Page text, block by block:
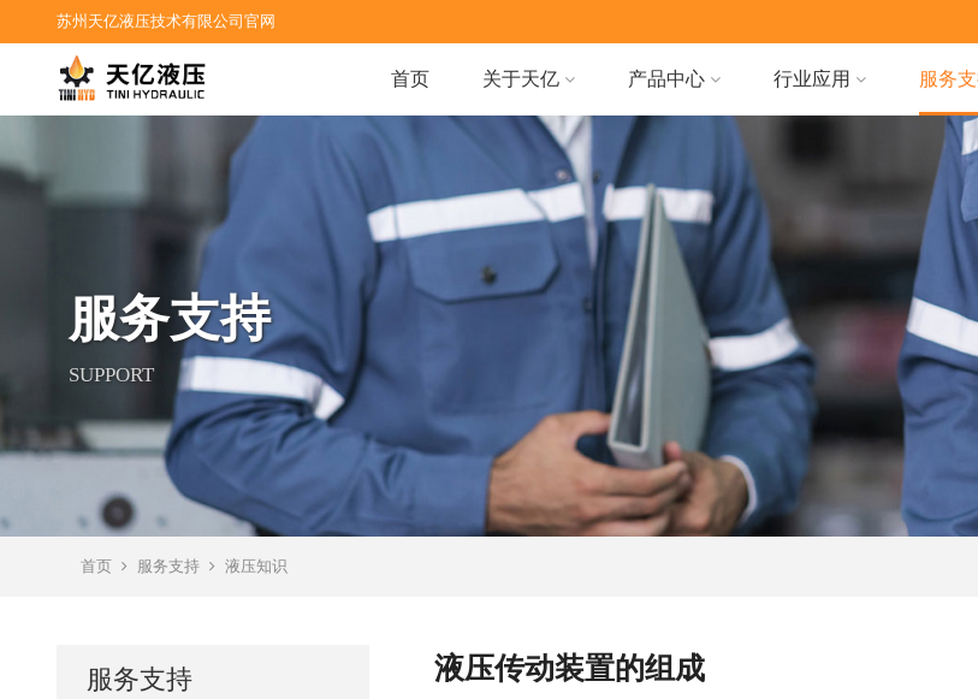
苏州天亿液压技术有限公司官网
首页 关于天亿 产品中心 行业应用 服务
服务支持
SUPPORT
首页 服务支持 液压知识
服务支持 液压传动装置的组成